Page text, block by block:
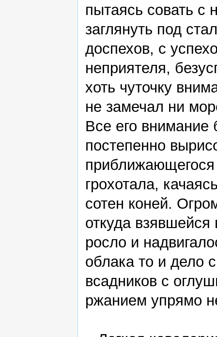
пытаясь совать с
заглянуть под
доспехов, с
неприятеля,
хоть чуточку
не замечал ни
Все его внимание
постепенно
приближающегося
грохотала,
сотен коней.
откуда
росло и
облака то и дело
всадников с
ржанием упрямо